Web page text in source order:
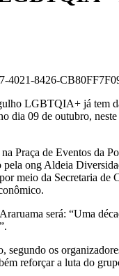
LGBTQIA+ já tem
dia 09 de outubro,
Praça de Eventos da
pela ong Aldeia
meio da Secretaria de
será: “Uma
segundo os
reforçar a luta do